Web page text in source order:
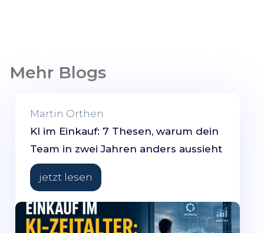
Mehr Blogs
Martin Orthen
KI im Einkauf: 7 Thesen, warum dein
Team in zwei Jahren anders aussieht
jetzt lesen